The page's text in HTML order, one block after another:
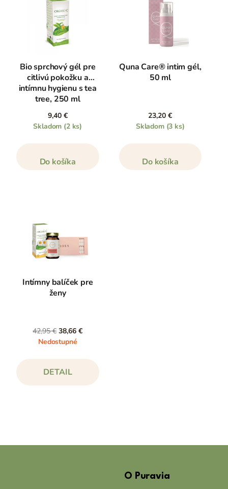
Bio sprchový gél pre
citlivú pokožku a
intímnu hygienu s tea
tree, 250 ml
9,40 €
Skladom (2 ks)
Do košíka
Quna Care® intim gél,
50 ml
23,20 €
Skladom (3 ks)
Do košíka
Intímny balíček pre
ženy
42,95 € 38,66 €
Nedostupné
DETAIL
O Puravia